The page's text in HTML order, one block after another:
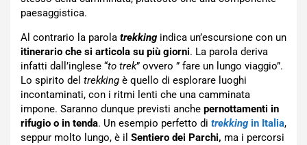
paesaggistica.
Al contrario la parola trekking indica un’escursione con un
itinerario che si articola su più giorni. La parola deriva
infatti dall’inglese “to trek” ovvero ” fare un lungo viaggio”.
Lo spirito del trekking è quello di esplorare luoghi
incontaminati, con i ritmi lenti che una camminata
impone. Saranno dunque previsti anche pernottamenti in
rifugio o in tenda. Un esempio perfetto di trekking in Italia,
seppur molto lungo, è il Sentiero dei Parchi, ma i percorsi